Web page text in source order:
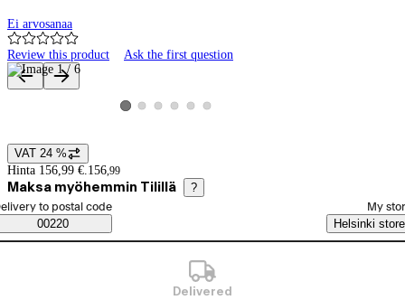
Ei arvosanaa
Review this product Ask the first question
Product images and videos
View product image 1
View product image 2
View product image 3
View product image 4
View product image 5
View product image 6
Price details
VAT 24 %
Hinta 156,99 €. 156,99
Maksa myöhemmin Tilillä ?
Saatavuustiedot
order method
to postal code
00220
My
Helsinki store
Delivered